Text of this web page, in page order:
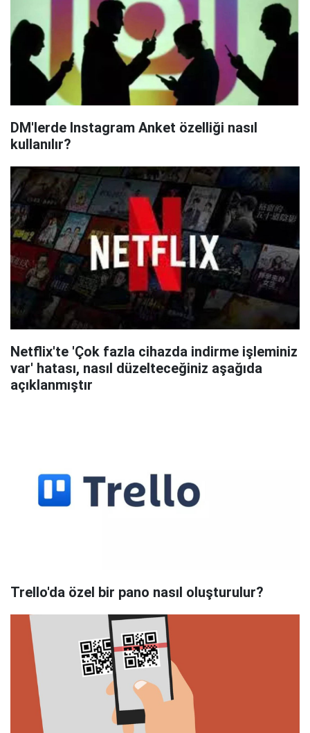
DM'lerde Instagram Anket özelliği nasıl
kullanılır?
Netflix'te 'Çok fazla cihazda indirme işleminiz
var' hatası, nasıl düzelteceğiniz aşağıda
açıklanmıştır
Trello'da özel bir pano nasıl oluşturulur?